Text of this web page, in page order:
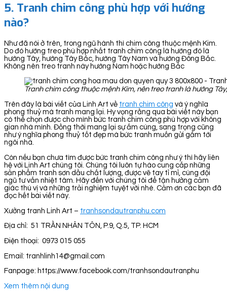
5. Tranh chim công phù hợp với hướng
nào?
Như đã nói ở trên, trong ngũ hành thì chim công thuộc mệnh Kim.
Do đó hướng treo phù hợp nhất tranh chim công là hướng đó là
hướng Tây, hướng Tây Bắc, hướng Tây Nam và hướng Đông Bắc.
Không nên treo tranh này hướng Nam hoặc hướng Bắc
Tranh chim công thuộc mệnh Kim, nên treo tranh là hướng
Trên đây là bài viết của Linh Art về tranh chim công và ý nghĩa
phong thuỷ mà tranh mang lại. Hy vọng rằng qua bài viết này bạn
có thể chọn được cho mình bức tranh chim công phù hợp với không
gian nhà mình. Đồng thời mang lại sự ấm cúng, sang trọng cũng
như ý nghĩa phong thuỷ tốt đẹp mà bức tranh muốn gửi gắm tới
ngôi nhà.
Còn nếu bạn chưa tìm được bức tranh chim công như ý thì hãy liên
hệ với Linh Art chúng tôi. Chúng tôi luôn tự hào cung cấp những
sản phẩm tranh sơn dầu chất lượng, được vẽ tay tỉ mỉ, cùng đội
ngũ tư vấn nhiệt tâm. Hãy đến với chúng tôi để tận hưởng cảm
giác thú vị và những trải nghiệm tuyệt vời nhé. Cảm ơn các bạn đã
đọc hết bài viết này.
Xưởng tranh Linh Art – tranhsondautranphu.com
Địa chỉ: 51 TRẦN NHÂN TÔN, P.9, Q.5, TP. HCM
Điện thoại: 0973 015 055
Email: tranhlinh14@gmail.com
Fanpage: https://www.facebook.com/tranhsondautranphu
Xem thêm nội dung